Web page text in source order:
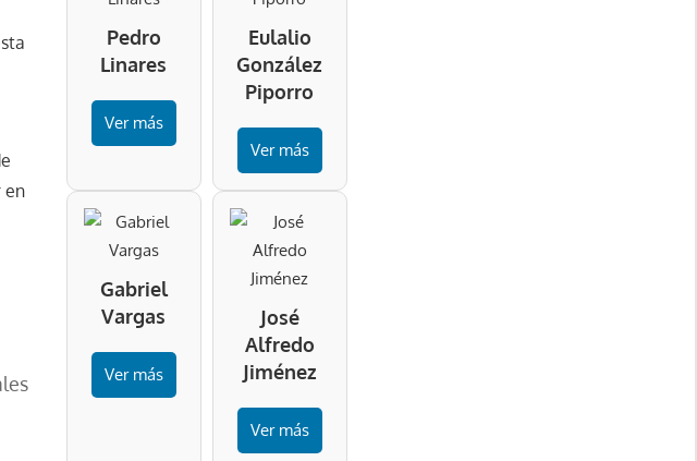
en
Pedro
Linares
Ver más
Eulalio
González
Piporro
Ver más
Gabriel
Vargas
Ver más
José
Alfredo
Jiménez
Ver más